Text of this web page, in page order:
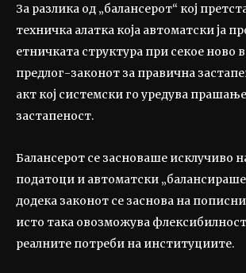
За разлика од „балансерот“ кој
техничка алатка која автоматски ја
етничката структура при секое ново
предлог-законот за правична
акт кој системски го уредува
застапеност.
Балансерот се засноваше исклучиво
податоци и автоматски
додека законот се заснова на
исто така овозможува
реалните потреби на институциите.